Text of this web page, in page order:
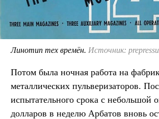
Линотип тех времён. Источник:
Потом была ночная работа на
металлических пульверизаторов.
испытательного срока с небольшой
долларов в неделю Арбатов вновь